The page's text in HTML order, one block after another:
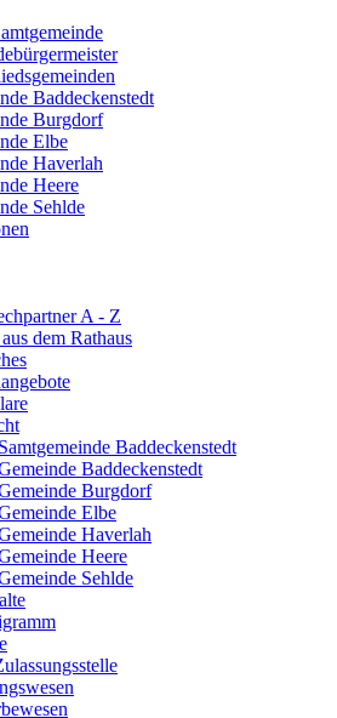
Baddeckenstedt
Burgdorf
Elbe
Haverlah
Heere
Sehlde
A - Z
dem Rathaus
Samtgemeinde Baddeckenstedt
Baddeckenstedt
Burgdorf
Elbe
Haverlah
Heere
Sehlde